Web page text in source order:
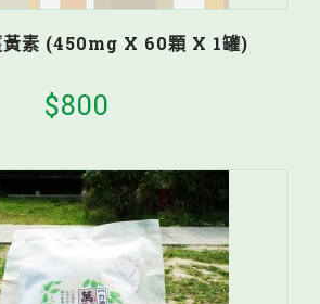
黃素 (450mg X 60顆 X 1罐)
$800